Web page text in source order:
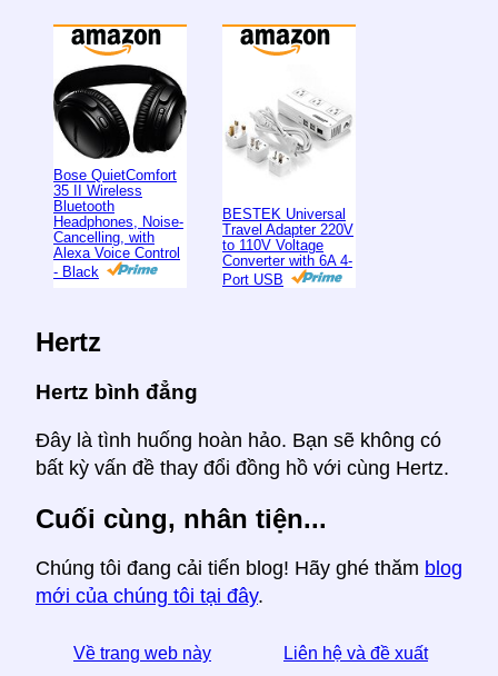
Bose QuietComfort
35 II Wireless
Bluetooth
Headphones, Noise-
Cancelling, with
Alexa Voice Control
- Black
BESTEK Universal
Travel Adapter 220V
to 110V Voltage
Converter with 6A 4-
Port USB
Hertz
Hertz bình đẳng
Đây là tình huống hoàn hảo. Bạn sẽ không có
bất kỳ vấn đề thay đổi đồng hồ với cùng Hertz.
Cuối cùng, nhân tiện...
Chúng tôi đang cải tiến blog! Hãy ghé thăm blog
mới của chúng tôi tại đây.
Về trang web này Liên hệ và đề xuất